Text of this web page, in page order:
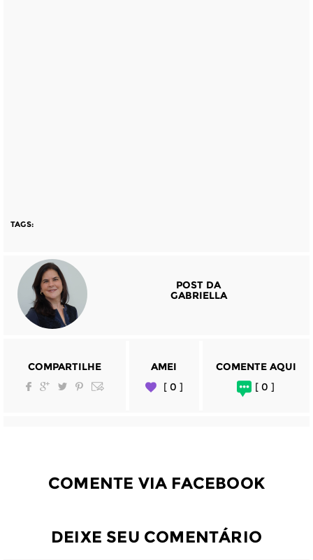
TAGS:
POST DA
GABRIELLA
COMPARTILHE
AMEI
[ 0 ]
COMENTE AQUI
[ 0 ]
COMENTE VIA FACEBOOK
DEIXE SEU COMENTÁRIO